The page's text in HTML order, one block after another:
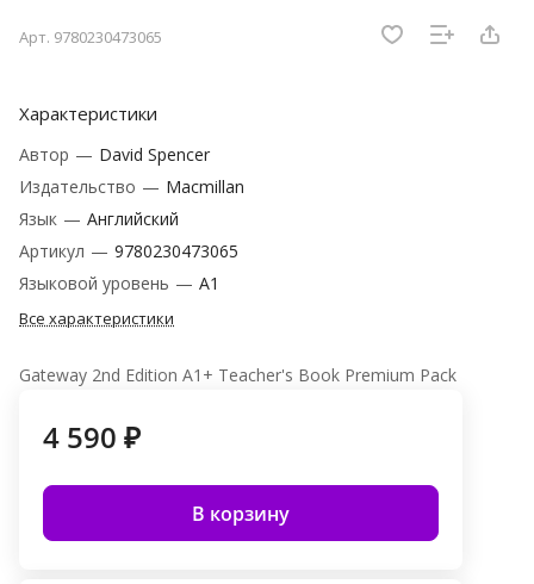
Арт. 9780230473065
Характеристики
Автор — David Spencer
Издательство — Macmillan
Язык — Английский
Артикул — 9780230473065
Языковой уровень — A1
Все характеристики
Gateway 2nd Edition A1+ Teacher's Book Premium Pack
4 590 ₽
В корзину